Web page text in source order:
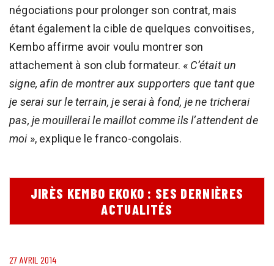
négociations pour prolonger son contrat, mais
étant également la cible de quelques convoitises,
Kembo affirme avoir voulu montrer son
attachement à son club formateur. « C’était un
signe, afin de montrer aux supporters que tant que
je serai sur le terrain, je serai à fond, je ne tricherai
pas, je mouillerai le maillot comme ils l’attendent de
moi», explique le franco-congolais.
JIRÈS KEMBO EKOKO : SES DERNIÈRES
ACTUALITÉS
27 AVRIL 2014